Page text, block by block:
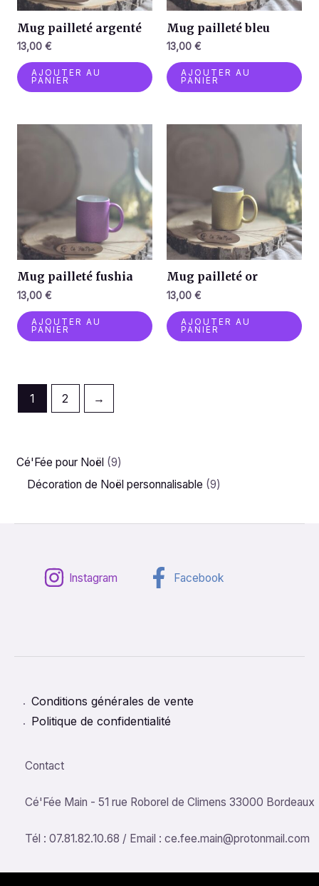
Cé'Fée pour Noël 9
Décoration de Noël personnalisable 9
Mug pailleté argenté
13,00 €
AJOUTER AU
PANIER
Mug pailleté bleu
13,00 €
AJOUTER AU
PANIER
Mug pailleté fushia
13,00 €
AJOUTER AU
PANIER
Mug pailleté or
13,00 €
AJOUTER AU
PANIER
1 2 →
Instagram Facebook
Conditions générales de vente
Politique de confidentialité
Contact
Cé'Fée Main - 51 rue Roborel de Climens 33000 Bordeaux
Tél : 07.81.82.10.68 / Email : ce.fee.main@protonmail.com